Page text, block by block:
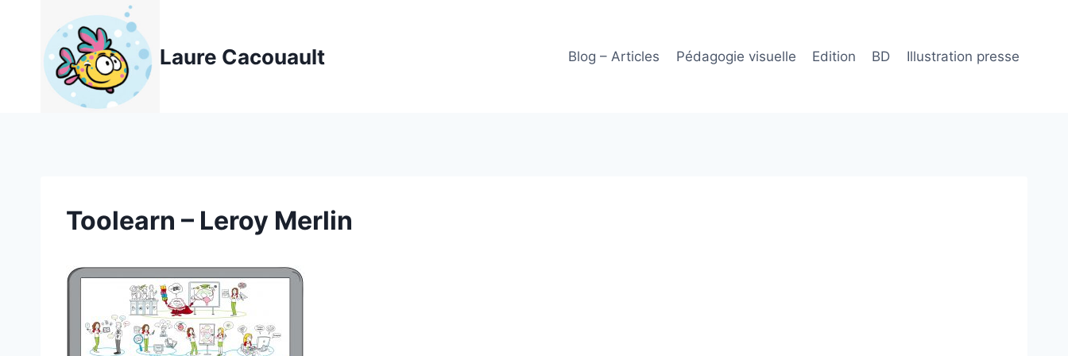
contenu
Laure Cacouault Blog – Articles Pédagogie visuelle Edition BD Illustration presse
Toolearn – Leroy Merlin